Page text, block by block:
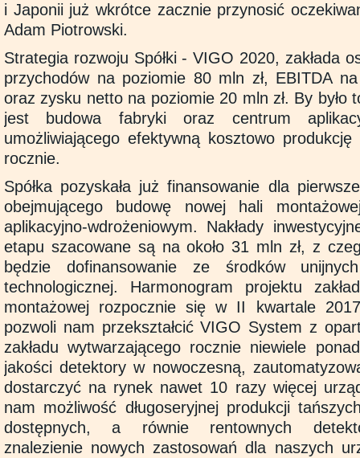
i Japonii już wkrótce zacznie przynosić
Adam Piotrowski.
Strategia rozwoju Spółki - VIGO 2020, zakłada
przychodów na poziomie 80 mln zł, EBITDA
oraz zysku netto na poziomie 20 mln zł. By było
jest budowa fabryki oraz centrum
umożliwiającego efektywną kosztowo
rocznie.
Spółka pozyskała już finansowanie dla
obejmującego budowę nowej hali
aplikacyjno-wdrożeniowym. Nakłady
etapu szacowane są na około 31 mln zł, z
będzie dofinansowanie ze środków
technologicznej. Harmonogram projektu
montażowej rozpocznie się w II kwartale
pozwoli nam przekształcić VIGO System z
zakładu wytwarzającego rocznie niewiele
jakości detektory w nowoczesną,
dostarczyć na rynek nawet 10 razy więcej
nam możliwość długoseryjnej produkcji
dostępnych, a równie rentownych
znalezienie nowych zastosowań dla naszych